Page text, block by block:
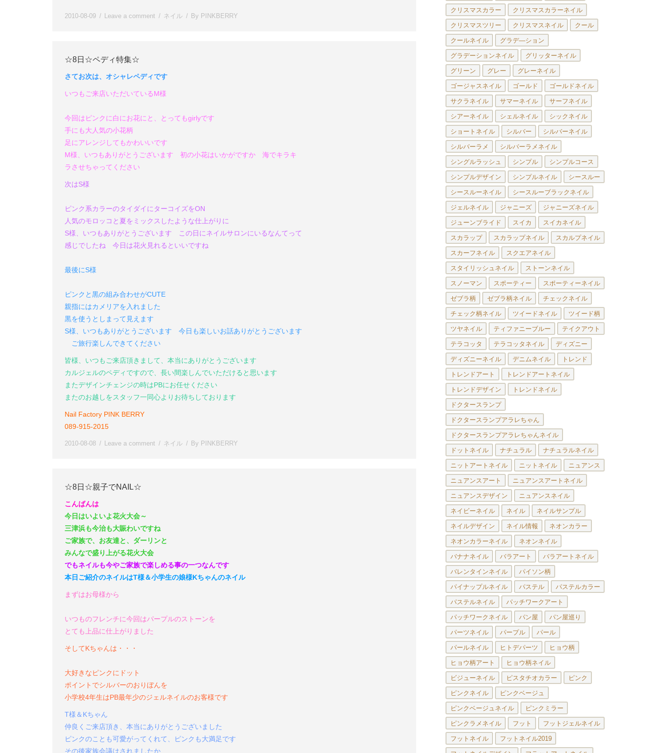
2010-08-09 Leave a comment ネイル By PINKBERRY
☆8日☆ペディ特集☆
さてお次は、オシャレペディです
いつもご来店いただいているM様
今回はピンクに白にお花にと、とってもgirlyです
手にも大人気の小花柄
足にアレンジしてもかわいいです
M様、いつもありがとうございます 初の小花はいかがですか 海でキラキ
ラさせちゃってください
次はS様
ピンク系カラーのタイダイにターコイズをON
人気のモロッコと夏をミックスしたような仕上がりに
S様、いつもありがとうございます この日にネイルサロンにいるなんてって
感じでしたね 今日は花火見れるといいですね
最後にS様
ピンクと黒の組み合わせがCUTE
親指にはカメリアを入れました
黒を使うとしまって見えます
S様、いつもありがとうございます 今日も楽しいお話ありがとうございます
ご旅行楽しんできてください
皆様、いつもご来店頂きまして、本当にありがとうございます
カルジェルのペディですので、長い間楽しんでいただけると思います
またデザインチェンジの時はPBにお任せください
またのお越しをスタッフ一同心よりお待ちしております
Nail Factory PINK BERRY
089-915-2015
2010-08-08 Leave a comment ネイル By PINKBERRY
☆8日☆親子でNAIL☆
こんばんは
今日はいよいよ花火大会～
三津浜も今治も大賑わいですね
ご家族で、お友達と、ダーリンと
みんなで盛り上がる花火大会
でもネイルも今やご家族で楽しめる事の一つなんです
本日ご紹介のネイルはT様＆小学生の娘様Kちゃんのネイル
まずはお母様から
いつものフレンチに今回はパープルのストーンを
とても上品に仕上がりました
そしてKちゃんは・・・
大好きなピンクにドット
ポイントでシルバーのおりぼんを
小学校4年生はPB最年少のジェルネイルのお客様です
T様＆Kちゃん
仲良くご来店頂き、本当にありがとうございました
ピンクのことも可愛がってくれて、ピンクも大満足です
その後家族会議はされましたか
クリスマスカラー クリスマスカラーネイル
クリスマスツリー クリスマスネイル クール
クールネイル グラデ―ション
グラデーションネイル グリッターネイル
グリーン グレー グレーネイル
ゴージャスネイル ゴールド ゴールドネイル
サクラネイル サマーネイル サーフネイル
シアーネイル シェルネイル シックネイル
ショートネイル シルバー シルバーネイル
シルバーラメ シルバーラメネイル
シングルラッシュ シンプル シンプルコース
シンプルデザイン シンプルネイル シースルー
シースルーネイル シースルーブラックネイル
ジェルネイル ジャニーズ ジャニーズネイル
ジューンブライド スイカ スイカネイル
スカラップ スカラップネイル スカルプネイル
スカーフネイル スクエアネイル
スタイリッシュネイル ストーンネイル
スノーマン スポーティー スポーティーネイル
ゼブラ柄 ゼブラ柄ネイル チェックネイル
チェック柄ネイル ツイードネイル ツイード柄
ツヤネイル ティファニーブルー テイクアウト
テラコッタ テラコッタネイル ディズニー
ディズニーネイル デニムネイル トレンド
トレンドアート トレンドアートネイル
トレンドデザイン トレンドネイル
ドクタースランプ
ドクタースランプアラレちゃん
ドクタースランプアラレちゃんネイル
ドットネイル ナチュラル ナチュラルネイル
ニットアートネイル ニットネイル ニュアンス
ニュアンスアート ニュアンスアートネイル
ニュアンスデザイン ニュアンスネイル
ネイビーネイル ネイル ネイルサンプル
ネイルデザイン ネイル情報 ネオンカラー
ネオンカラーネイル ネオンネイル
バナナネイル バラアート バラアートネイル
バレンタインネイル パイソン柄
パイナップルネイル パステル パステルカラー
パステルネイル パッチワークアート
パッチワークネイル パン屋 パン屋巡り
パーツネイル パープル パール
パールネイル ヒトデパーツ ヒョウ柄
ヒョウ柄アート ヒョウ柄ネイル
ビジューネイル ピスタチオカラー ピンク
ピンクネイル ピンクベージュ
ピンクベージュネイル ピンクミラー
ピンクラメネイル フット フットジェルネイル
フットネイル フットネイル2019